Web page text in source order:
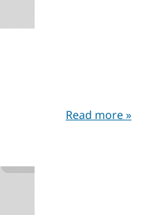
Read more »